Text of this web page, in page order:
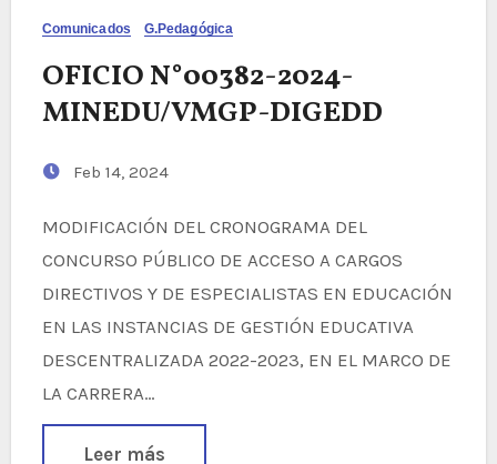
Comunicados G.Pedagógica
OFICIO N°00382-2024-
MINEDU/VMGP-DIGEDD
Feb 14, 2024
MODIFICACIÓN DEL CRONOGRAMA DEL
CONCURSO PÚBLICO DE ACCESO A CARGOS
DIRECTIVOS Y DE ESPECIALISTAS EN EDUCACIÓN
EN LAS INSTANCIAS DE GESTIÓN EDUCATIVA
DESCENTRALIZADA 2022-2023, EN EL MARCO DE
LA CARRERA…
Leer más